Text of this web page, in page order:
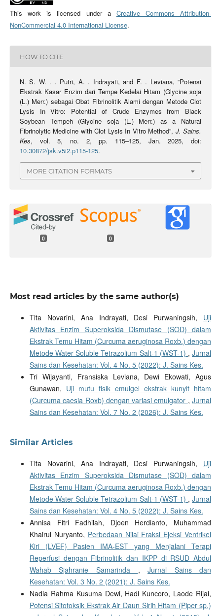
This work is licensed under a Creative Commons Attribution-
NonCommercial 4.0 International License.
HOW TO CITE
N. S. W. . . Putri, A. . Indrayati, and F. . Leviana, “Potensi
Ekstrak Kasar Enzim dari Tempe Kedelai Hitam (Glycine soja
(L.) Merr.) sebagai Obat Fibrinolitik Alami dengan Metode Clot
Lysis In Vitro: Potential of Crude Enzymes from Black
Soybean Tempeh (Glycine soja (L.) Merr.) as a Natural
Fibrinolytic Medicine with Clot Lysis In Vitro Method”, J. Sains.
Kes, vol. 5, no. 2, pp. 115–125, Jan. 2025, doi:
10.30872/jsk.v5i2.p115-125.
MORE CITATION FORMATS
0 0
Most read articles by the same author(s)
Tita Novarini, Ana Indrayati, Desi Purwaningsih, Uji
Aktivitas Enzim Superoksida Dismutase (SOD) dalam
Ekstrak Temu Hitam (Curcuma aeruginosa Roxb.) dengan
Metode Water Soluble Tetrazolium Salt-1 (WST-1) ,Jurnal
Sains dan Kesehatan: Vol. 4 No. 5 (2022): J. Sains Kes.
Tri Wijayanti, Fransiska Leviana, Dewi Ekowati, Agus
Gunawan, Uji mutu fisik emulgel ekstrak kunyit hitam
(Curcuma caesia Roxb) dengan variasi emulgator ,Jurnal
Sains dan Kesehatan: Vol. 7 No. 2 (2026): J. Sains Kes.
Similar Articles
Tita Novarini, Ana Indrayati, Desi Purwaningsih, Uji
Aktivitas Enzim Superoksida Dismutase (SOD) dalam
Ekstrak Temu Hitam (Curcuma aeruginosa Roxb.) dengan
Metode Water Soluble Tetrazolium Salt-1 (WST-1) ,Jurnal
Sains dan Kesehatan: Vol. 4 No. 5 (2022): J. Sains Kes.
Annisa Fitri Fadhilah, Djoen Herdianto, Muhammad
Khairul Nuryanto, Perbedaan Nilai Fraksi Ejeksi Ventrikel
Kiri (LVEF) Pasien IMA-EST yang Menjalani Terapi
Reperfusi dengan Fibrinolitik dan IKPP di RSUD Abdul
Wahab Sjahranie Samarinda ,Jurnal Sains dan
Kesehatan: Vol. 3 No. 2 (2021): J. Sains Kes.
Nadia Rahma Kusuma Dewi, Hadi Kuncoro, Laode Rijai,
Potensi Sitotoksik Ekstrak Air Daun Sirih Hitam (Piper sp.)